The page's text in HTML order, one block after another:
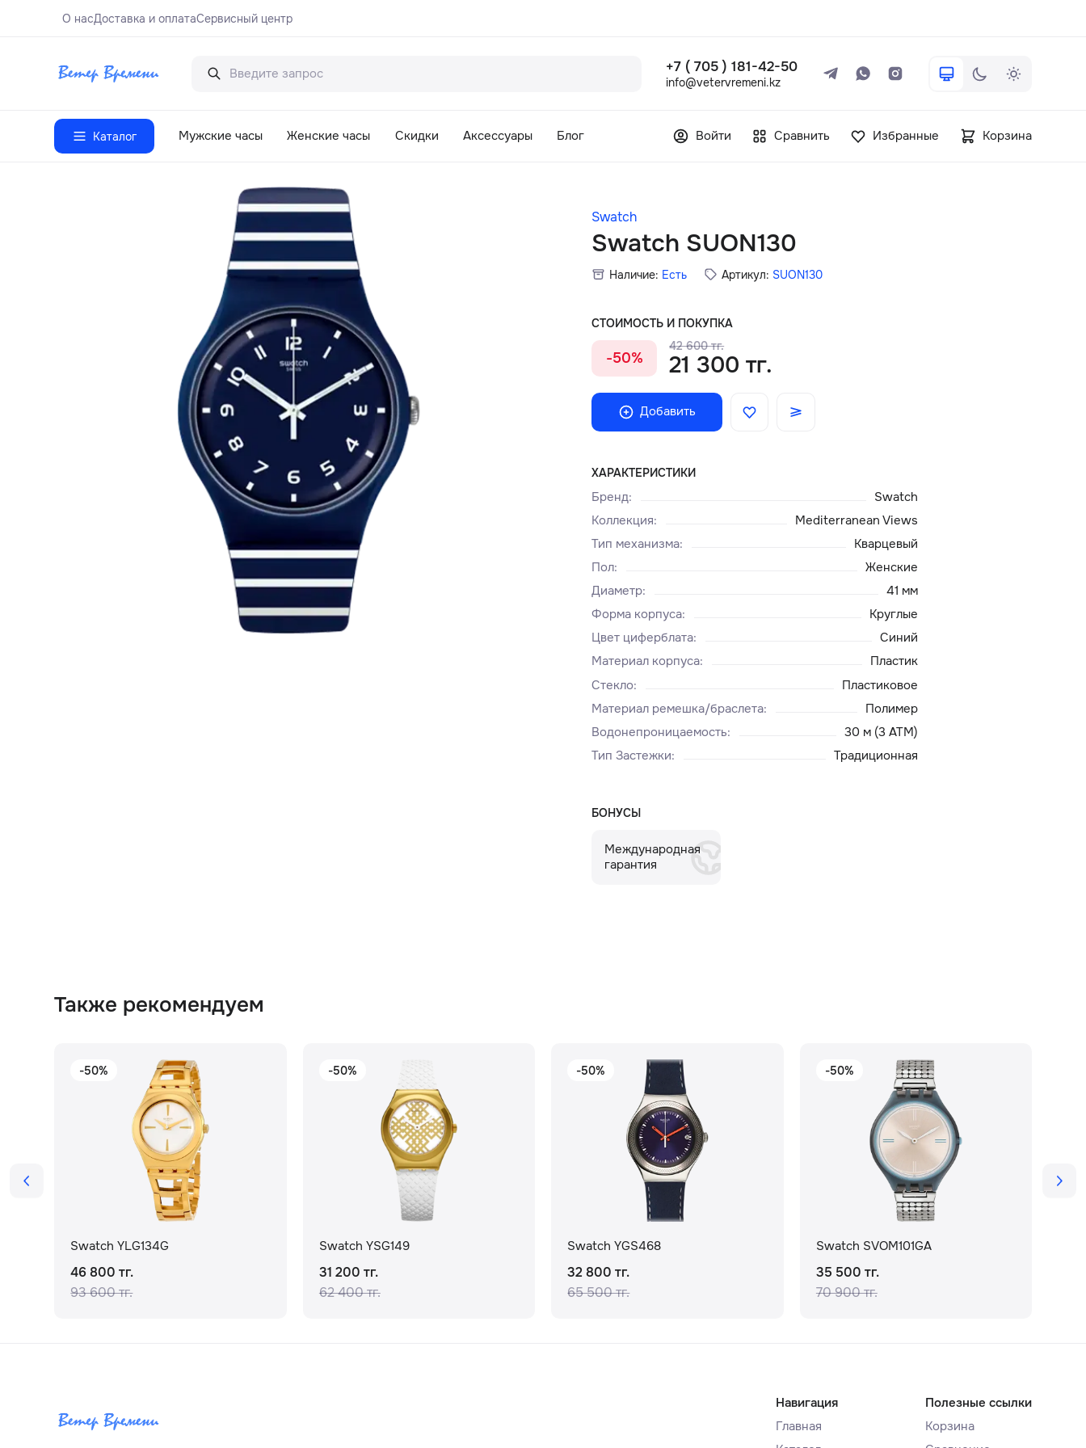
О насДоставка и оплатаСервисный центр
+7 ( 705 ) 181-42-50
info@vetervremeni.kz
Каталог Мужские часы Женские часы Скидки Аксессуары Блог Войти Сравнить Избранные Корзина
Swatch
Swatch SUON130
Наличие: Есть Артикул: SUON130
СТОИМОСТЬ И ПОКУПКА
-50%
42 600 тг.
21 300 тг.
Добавить
ХАРАКТЕРИСТИКИ
Бренд:
Swatch
Коллекция:
Mediterranean Views
Тип механизма:
Кварцевый
Пол:
Женские
Диаметр:
41 мм
Форма корпуса:
Круглые
Цвет циферблата:
Синий
Материал корпуса:
Пластик
Стекло:
Пластиковое
Материал ремешка/браслета:
Полимер
Водонепроницаемость:
30 м (3 ATM)
Тип Застежки: Традиционная
БОНУСЫ
Международная
гарантия
Также рекомендуем
-50%
Swatch YLG134G
46 800 тг.
93 600 тг.
-50%
Swatch YSG149
31 200 тг.
62 400 тг.
-50%
Swatch YGS468
32 800 тг.
65 500 тг.
-50%
Swatch SVOM101GA
35 500 тг.
70 900 тг.
Навигация
Главная
Полезные ссылки
Корзина
+7 ( 705 ) 181-42-50
О нас
Доставка и оплата
Сервисный центр